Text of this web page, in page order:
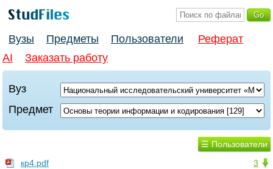
Вузы Предметы Пользователи
Реферат
AI
Заказать работу
Вуз
Предмет
☰ Пользователи
3
кр4.pdf